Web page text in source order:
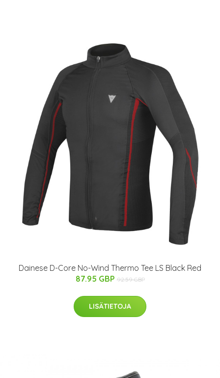
Dainese D-Core No-Wind Thermo Tee LS Black Red
87.95 GBP 92.59 GBP
LISÄTIETOJA